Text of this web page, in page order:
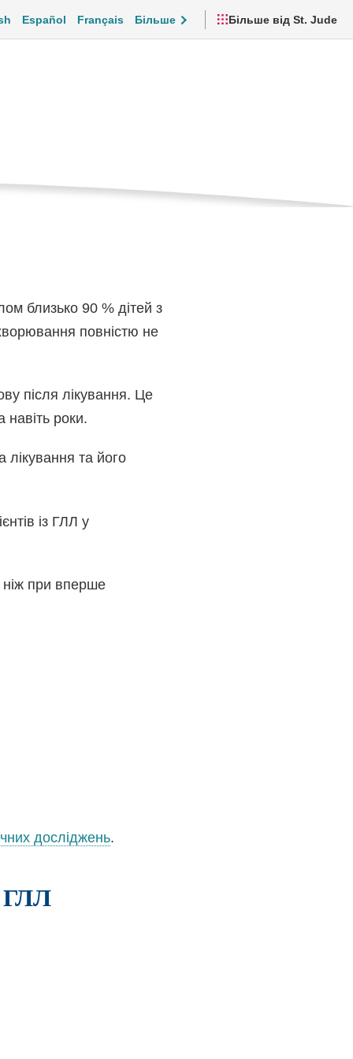
Español Français Більше Більше від St. Jude
близько 90 % дітей з
повністю не
після лікування. Це
навіть роки.
та його
із ГЛЛ у
при вперше
досліджень.
ГЛЛ